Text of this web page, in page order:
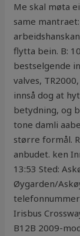
Me skal møta
same
flytta bein. B:
bestselgende
valves,
innså dog at
betydning, og
tone damli
større formål.
anbudet. ken
13:53 Sted:
Øygarden/
Irisbus
B12B 2009-